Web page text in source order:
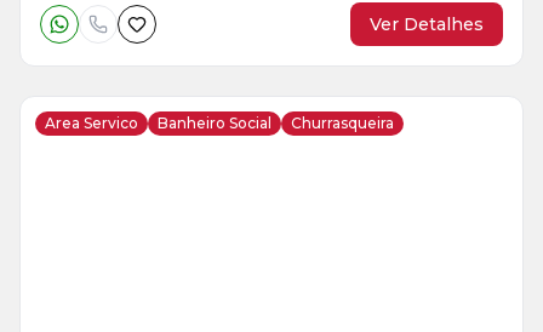
Ver Detalhes
Area Servico Banheiro Social Churrasqueira